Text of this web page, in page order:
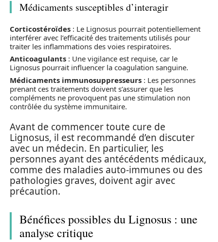
Médicaments susceptibles d’interagir
Corticostéroïdes : Le Lignosus pourrait potentiellement
interférer avec l’efficacité des traitements utilisés pour
traiter les inflammations des voies respiratoires.
Anticoagulants : Une vigilance est requise, car le
Lignosus pourrait influencer la coagulation sanguine.
Médicaments immunosuppresseurs : Les personnes
prenant ces traitements doivent s’assurer que les
compléments ne provoquent pas une stimulation non
contrôlée du système immunitaire.
Avant de commencer toute cure de
Lignosus, il est recommandé d’en discuter
avec un médecin. En particulier, les
personnes ayant des antécédents médicaux,
comme des maladies auto-immunes ou des
pathologies graves, doivent agir avec
précaution.
Bénéfices possibles du Lignosus : une
analyse critique